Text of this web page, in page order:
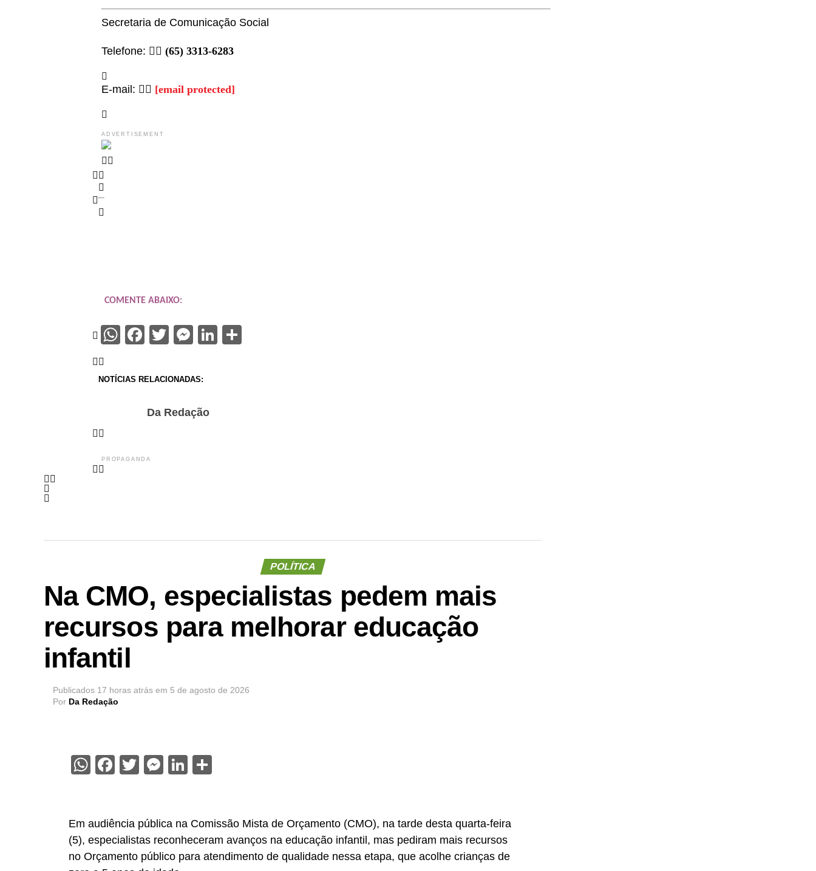
Secretaria de Comunicação Social
Telefone: (65) 3313-6283
E-mail: [email protected]
ADVERTISEMENT
COMENTE ABAIXO:
WhatsApp
Facebook
Twitter
Messenger
LinkedIn
NOTÍCIAS RELACIONADAS:
Da Redação
PROPAGANDA
POLÍTICA
Na CMO, especialistas pedem mais
recursos para melhorar educação
infantil
Publicados 17 horas atrás em 5 de agosto de 2026
Por Da Redação
WhatsApp
Facebook
Twitter
Messenger
LinkedIn
Em audiência pública na Comissão Mista de Orçamento (CMO), na tarde desta quarta-feira
(5), especialistas reconheceram avanços na educação infantil, mas pediram mais recursos
no Orçamento público para atendimento de qualidade nessa etapa, que acolhe crianças de